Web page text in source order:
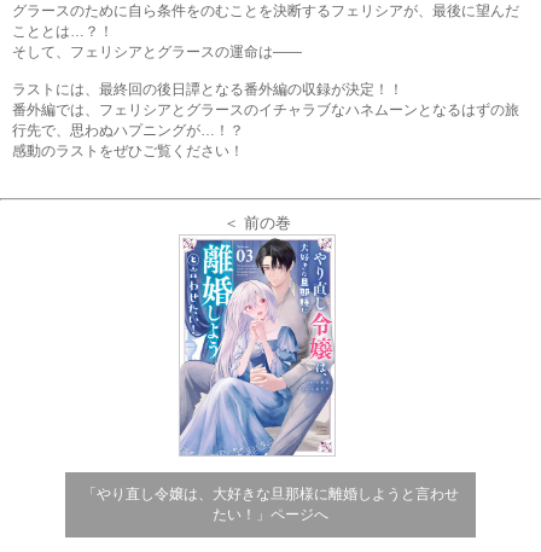
グラースのために自ら条件をのむことを決断するフェリシアが、最後に望んだ
こととは…？！
そして、フェリシアとグラースの運命は――
ラストには、最終回の後日譚となる番外編の収録が決定！！
番外編では、フェリシアとグラースのイチャラブなハネムーンとなるはずの旅
行先で、思わぬハプニングが…！？
感動のラストをぜひご覧ください！
＜ 前の巻
「やり直し令嬢は、大好きな旦那様に離婚しようと言わせ
たい！」ページへ